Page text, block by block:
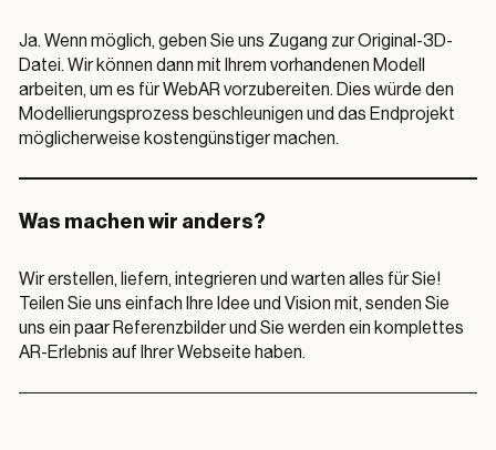
Ja. Wenn möglich, geben Sie uns Zugang zur Original-3D-
Datei. Wir können dann mit Ihrem vorhandenen Modell
arbeiten, um es für WebAR vorzubereiten. Dies würde den
Modellierungsprozess beschleunigen und das Endprojekt
möglicherweise kostengünstiger machen.
Was machen wir anders?
Wir erstellen, liefern, integrieren und warten alles für Sie!
Teilen Sie uns einfach Ihre Idee und Vision mit, senden Sie
uns ein paar Referenzbilder und Sie werden ein komplettes
AR-Erlebnis auf Ihrer Webseite haben.